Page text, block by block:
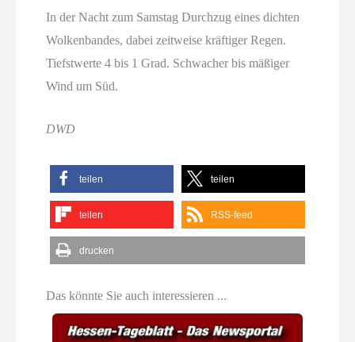
In der Nacht zum Samstag Durchzug eines dichten
Wolkenbandes, dabei zeitweise kräftiger Regen.
Tiefstwerte 4 bis 1 Grad. Schwacher bis mäßiger
Wind um Süd.
DWD
teilen teilen
teilen RSS-feed
drucken
Das könnte Sie auch interessieren ...